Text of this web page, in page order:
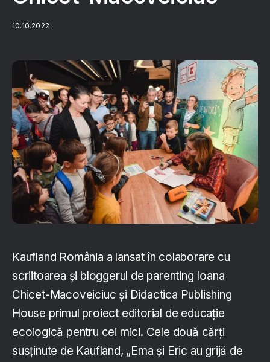
10.10.2022
Kaufland România a lansat în colaborare cu
scriitoarea și bloggerul de parenting Ioana
Chicet-Macoveiciuc și Didactica Publishing
House primul proiect editorial de educație
ecologică pentru cei mici. Cele două cărți
susținute de Kaufland, „Ema și Eric au grijă de